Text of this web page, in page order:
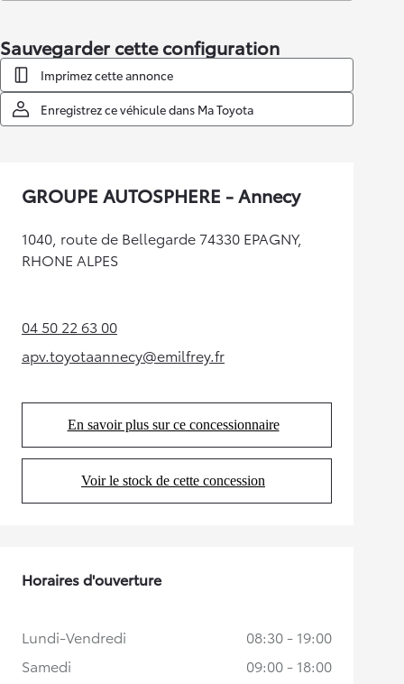
Sauvegarder cette configuration
Imprimez cette annonce
Enregistrez ce véhicule dans Ma Toyota
GROUPE AUTOSPHERE - Annecy
1040, route de Bellegarde 74330 EPAGNY,
RHONE ALPES
04 50 22 63 00(Opens in new tab)
apv.toyotaannecy@emilfrey.fr
(Opens in new tab)
En savoir plus sur ce concessionnaire
(Opens in new tab)
Voir le stock de cette concession
(Opens in new tab)
Horaires d'ouverture
Lundi-Vendredi
08:30 - 19:00
Samedi
09:00 - 18:00